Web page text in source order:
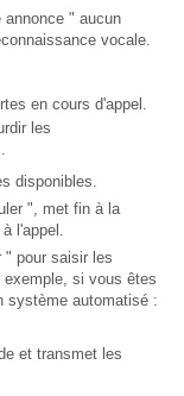
" aucun
vocale.
en cours d'appel.
les
disponibles.
", met fin à la
l'appel.
pour saisir les
si vous êtes
système automatisé :
et transmet les